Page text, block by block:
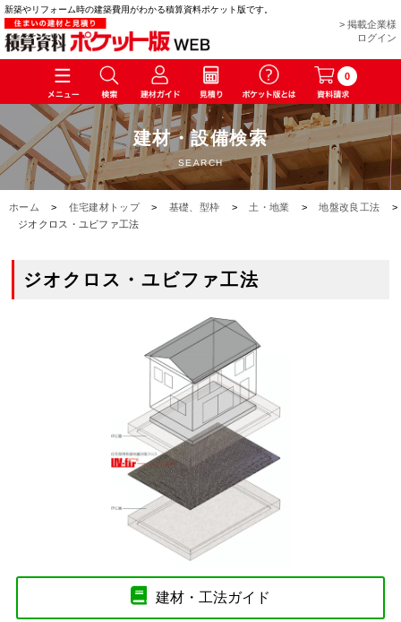
新築やリフォーム時の建築費用がわかる積算資料ポケット版です。
> 掲載企業様
ログイン
0
建材・設備検索
SEARCH
ホーム > 住宅建材トップ > 基礎、型枠 > 土・地業 > 地盤改良工法
>
ジオクロス・ユビファ工法
ジオクロス・ユビファ工法
建材・工法ガイド